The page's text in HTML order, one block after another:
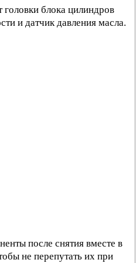
головки блока цилиндров
и датчик давления масла.
после снятия вместе в
не перепутать их при